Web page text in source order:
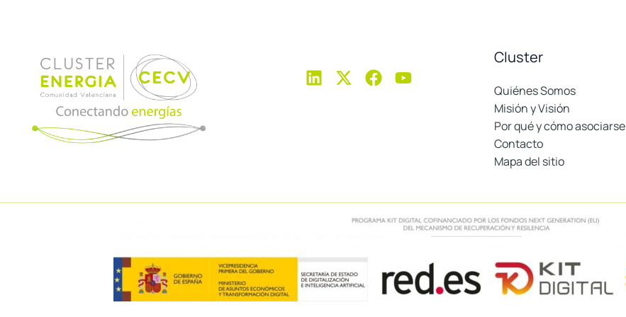
Cluster
Quiénes Somos
Misión y Visión
Por qué y cómo asociarse
Contacto
Mapa del sitio